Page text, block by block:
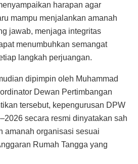
harapan agar
mampu menjalankan amanah
jawab, menjaga integritas
menumbuhkan semangat
langkah perjuangan.
dipimpin oleh Muhammad
Dewan Pertimbangan
tersebut, kepengurusan DPW
secara resmi dinyatakan sah
amanah organisasi sesuai
Rumah Tangga yang